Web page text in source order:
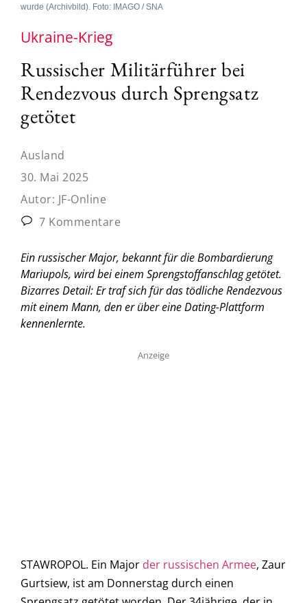
wurde (Archivbild). Foto: IMAGO / SNA
Ukraine-Krieg
Russischer Militärführer bei
Rendezvous durch Sprengsatz
getötet
Ausland
30. Mai 2025
Autor: JF-Online
7 Kommentare
Ein russischer Major, bekannt für die Bombardierung
Mariupols, wird bei einem Sprengstoffanschlag getötet.
Bizarres Detail: Er traf sich für das tödliche Rendezvous
mit einem Mann, den er über eine Dating-Plattform
kennenlernte.
Anzeige
STAWROPOL. Ein Major der russischen Armee, Zaur
Gurtsiew, ist am Donnerstag durch einen